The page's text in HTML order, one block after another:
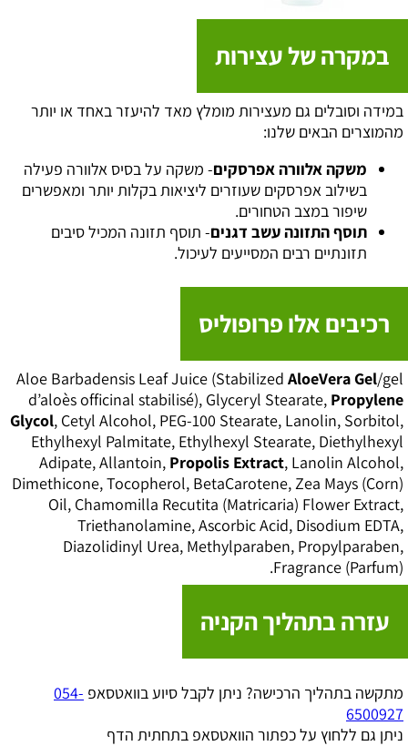
במקרה של עצירות
במידה וסובלים גם מעצירות מומלץ מאד להיעזר באחד או יותר
מהמוצרים הבאים שלנו:
משקה אלוורה אפרסקים- משקה על בסיס אלוורה פעילה
בשילוב אפרסקים שעוזרים ליציאות בקלות יותר ומאפשרים
שיפור במצב הטחורים.
תוסף התזונה עשב דגנים- תוסף תזונה המכיל סיבים
תזונתיים רבים המסייעים לעיכול.
רכיבים אלו פרופוליס
Aloe Barbadensis Leaf Juice (Stabilized AloeVera Gel/gel
d’aloès officinal stabilisé), Glyceryl Stearate, Propylene
Glycol, Cetyl Alcohol, PEG-100 Stearate, Lanolin, Sorbitol,
Ethylhexyl Palmitate, Ethylhexyl Stearate, Diethylhexyl
Adipate, Allantoin, Propolis Extract, Lanolin Alcohol,
Dimethicone, Tocopherol, BetaCarotene, Zea Mays (Corn)
Oil, Chamomilla Recutita (Matricaria) Flower Extract,
Triethanolamine, Ascorbic Acid, Disodium EDTA,
Diazolidinyl Urea, Methylparaben, Propylparaben,
Fragrance (Parfum).
עזרה בתהליך הקניה
מתקשה בתהליך הרכישה? ניתן לקבל סיוע בוואטסאפ 054-
6500927
ניתן גם ללחוץ על כפתור הוואטסאפ בתחתית הדף